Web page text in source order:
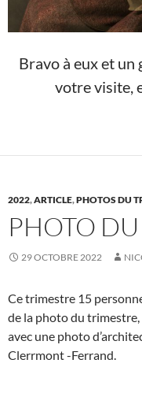
Bravo à eux et un
votre visite,
2022,ARTICLE,PHOTOS DU
PHOTO
29 OCTOBRE 2022
Ce trimestre 15
de la photo du trimestre,
avec une photo
Clerrmont -Ferrand.